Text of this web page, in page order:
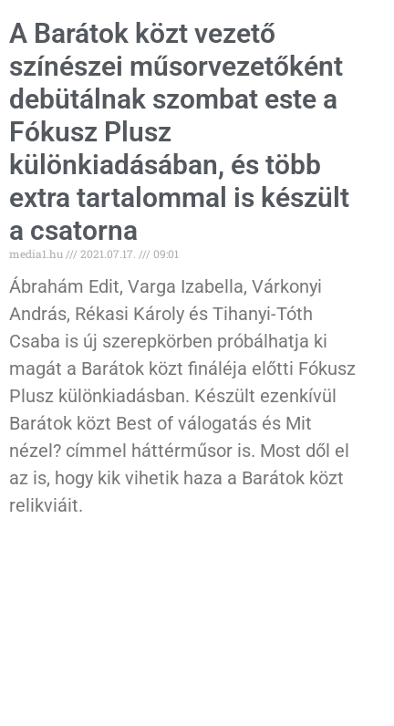
A Barátok közt vezető
színészei műsorvezetőként
debütálnak szombat este a
Fókusz Plusz
különkiadásában, és több
extra tartalommal is készült
a csatorna
media1.hu 2021.07.17. 09:01
Ábrahám Edit, Varga Izabella, Várkonyi
András, Rékasi Károly és Tihanyi-Tóth
Csaba is új szerepkörben próbálhatja ki
magát a Barátok közt fináléja előtti Fókusz
Plusz különkiadásban. Készült ezenkívül
Barátok közt Best of válogatás és Mit
nézel? címmel háttérműsor is. Most dől el
az is, hogy kik vihetik haza a Barátok közt
relikviáit.